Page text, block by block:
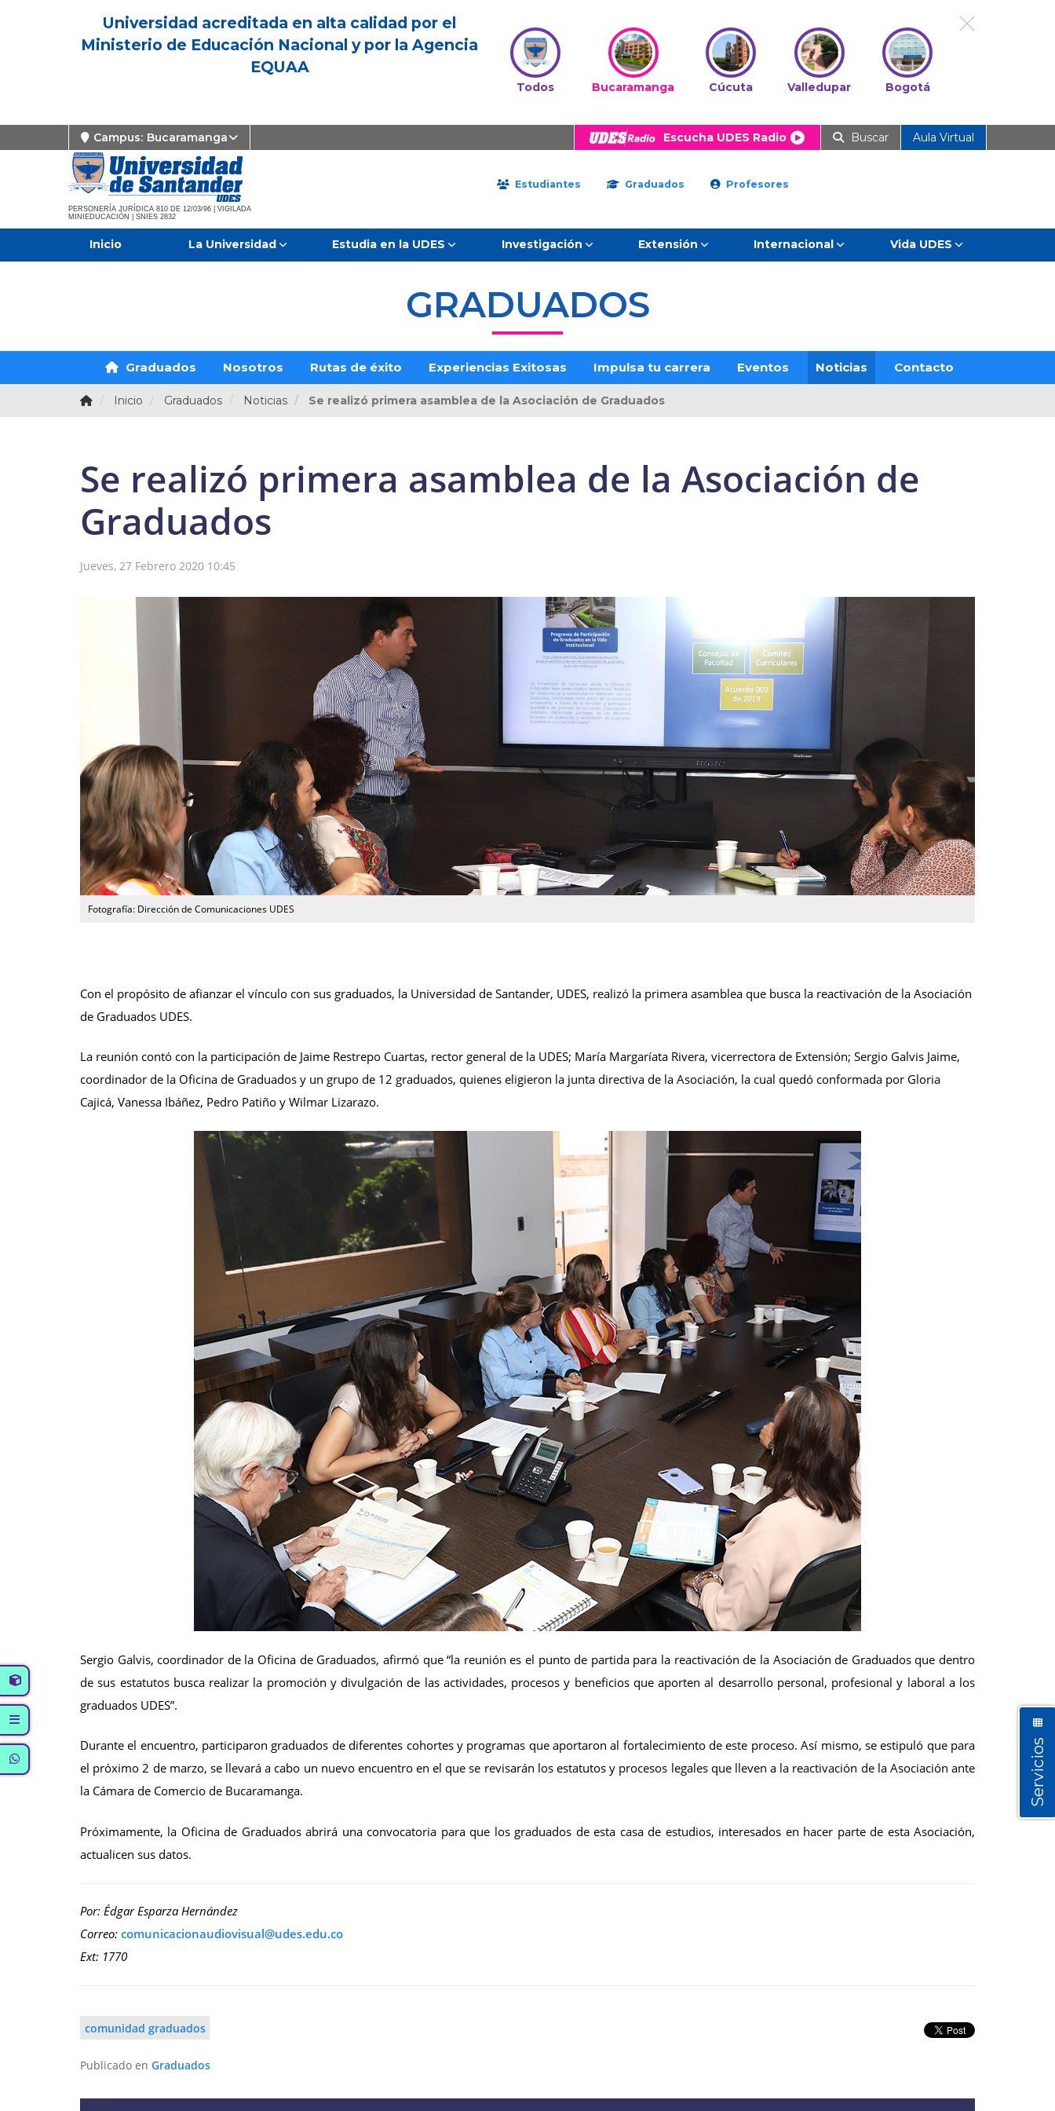
Universidad acreditada en alta calidad por el
Ministerio de Educación Nacional y por la Agencia
EQUAA
Todos Bucaramanga Cúcuta Valledupar Bogotá
Campus: Bucaramanga Escucha UDES Radio Buscar Aula Virtual
PERSONERÍA JURÍDICA 810 DE 12/03/96 | VIGILADA
MINIEDUCACIÓN | SNIES 2832
Estudiantes Graduados Profesores
Inicio La Universidad Estudia en la UDES Investigación Extensión Internacional Vida UDES
GRADUADOS
Graduados Nosotros Rutas de éxito Experiencias Exitosas Impulsa tu carrera Eventos Noticias Contacto
Inicio Graduados Noticias Se realizó primera asamblea de la Asociación de Graduados
Se realizó primera asamblea de la Asociación de
Graduados
Jueves, 27 Febrero 2020 10:45
Fotografía: Dirección de Comunicaciones UDES
Con el propósito de afianzar el vínculo con sus graduados, la Universidad de Santander, UDES, realizó la primera asamblea que busca la reactivación de la Asociación
de Graduados UDES.
La reunión contó con la participación de Jaime Restrepo Cuartas, rector general de la UDES; María Margaríata Rivera, vicerrectora de Extensión; Sergio Galvis Jaime,
coordinador de la Oficina de Graduados y un grupo de 12 graduados, quienes eligieron la junta directiva de la Asociación, la cual quedó conformada por Gloria
Cajicá, Vanessa Ibáñez, Pedro Patiño y Wilmar Lizarazo.
Sergio Galvis, coordinador de la Oficina de Graduados, afirmó que “la reunión es el punto de partida para la reactivación de la Asociación de Graduados que dentro
de sus estatutos busca realizar la promoción y divulgación de las actividades, procesos y beneficios que aporten al desarrollo personal, profesional y laboral a los
graduados UDES”.
Durante el encuentro, participaron graduados de diferentes cohortes y programas que aportaron al fortalecimiento de este proceso. Así mismo, se estipuló que para
el próximo 2 de marzo, se llevará a cabo un nuevo encuentro en el que se revisarán los estatutos y procesos legales que lleven a la reactivación de la Asociación ante
la Cámara de Comercio de Bucaramanga.
Próximamente, la Oficina de Graduados abrirá una convocatoria para que los graduados de esta casa de estudios, interesados en hacer parte de esta Asociación,
actualicen sus datos.
Por: Édgar Esparza Hernández
Correo:
Ext: 1770
comunidad graduados
Publicado en Graduados
Servicios